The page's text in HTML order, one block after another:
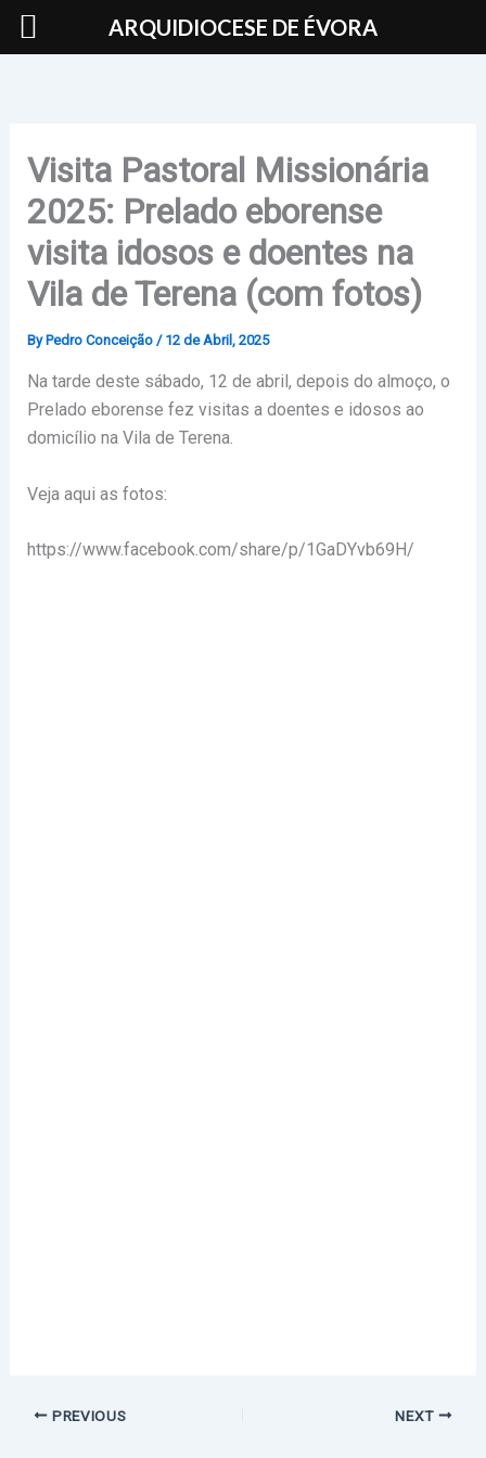
Skip
Visita Pastoral Missionária
2025: Prelado eborense
visita idosos e doentes na
Vila de Terena (com fotos)
By Pedro Conceição / 12 de Abril, 2025
Na tarde deste sábado, 12 de abril, depois do almoço, o
Prelado eborense fez visitas a doentes e idosos ao
domicílio na Vila de Terena.
Veja aqui as fotos:
https://www.facebook.com/share/p/1GaDYvb69H/
PREVIOUS NEXT
ARQUIDIOCESE DE ÉVORA